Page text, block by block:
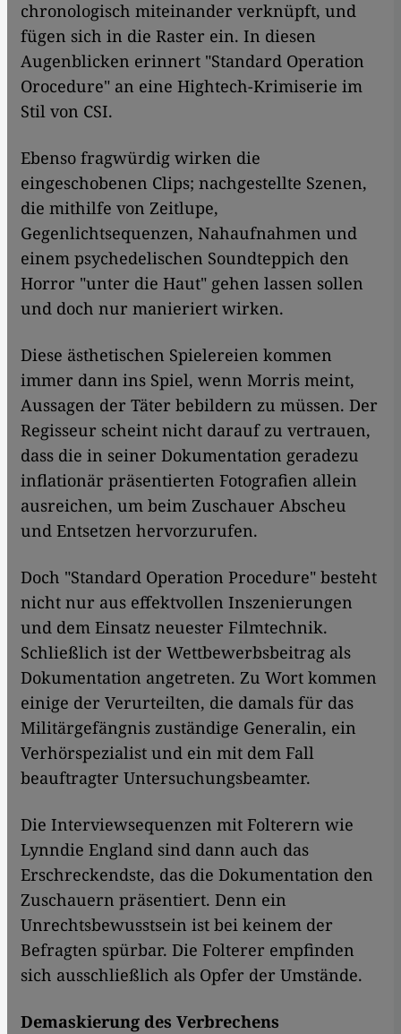
chronologisch miteinander verknüpft, und
fügen sich in die Raster ein. In diesen
Augenblicken erinnert "Standard Operation
Orocedure" an eine Hightech-Krimiserie im
Stil von CSI.
Ebenso fragwürdig wirken die
eingeschobenen Clips; nachgestellte Szenen,
die mithilfe von Zeitlupe,
Gegenlichtsequenzen, Nahaufnahmen und
einem psychedelischen Soundteppich den
Horror "unter die Haut" gehen lassen sollen
und doch nur manieriert wirken.
Diese ästhetischen Spielereien kommen
immer dann ins Spiel, wenn Morris meint,
Aussagen der Täter bebildern zu müssen. Der
Regisseur scheint nicht darauf zu vertrauen,
dass die in seiner Dokumentation geradezu
inflationär präsentierten Fotografien allein
ausreichen, um beim Zuschauer Abscheu
und Entsetzen hervorzurufen.
​​Doch "Standard Operation Procedure" besteht
nicht nur aus effektvollen Inszenierungen
und dem Einsatz neuester Filmtechnik.
Schließlich ist der Wettbewerbsbeitrag als
Dokumentation angetreten. Zu Wort kommen
einige der Verurteilten, die damals für das
Militärgefängnis zuständige Generalin, ein
Verhörspezialist und ein mit dem Fall
beauftragter Untersuchungsbeamter.
Die Interviewsequenzen mit Folterern wie
Lynndie England sind dann auch das
Erschreckendste, das die Dokumentation den
Zuschauern präsentiert. Denn ein
Unrechtsbewusstsein ist bei keinem der
Befragten spürbar. Die Folterer empfinden
sich ausschließlich als Opfer der Umstände.
Demaskierung des Verbrechens